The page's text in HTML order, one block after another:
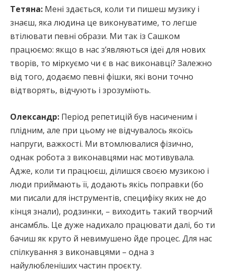
Тетяна: Мені здається, коли ти пишеш музику і
знаєш, яка людина це виконуватиме, то легше
втілювати певні образи. Ми так із Сашком
працюємо: якщо в нас з’являються ідеї для нових
творів, то міркуємо чи є в нас виконавці? Залежно
від того, додаємо певні фішки, які вони точно
відтворять, відчують і зрозуміють.
Олександр: Період репетицій був насиченим і
плідним, але при цьому не відчувалось якоїсь
напруги, важкості. Ми втомлювалися фізично,
однак робота з виконавцями нас мотивувала.
Адже, коли ти працюєш, ділишся своєю музикою і
люди приймають її, додають якісь поправки (бо
ми писали для інструментів, специфіку яких не до
кінця знали), родзинки, – виходить такий творчий
ансамбль. Це дуже надихало працювати далі, бо ти
бачиш як круто й невимушено йде процес. Для нас
спілкування з виконавцями – одна з
найулюбленіших частин проєкту.